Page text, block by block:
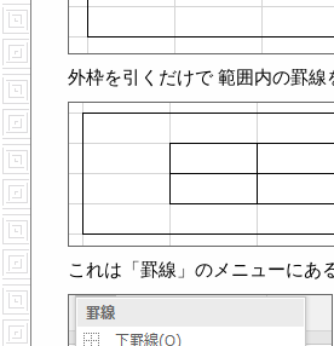
外枠を引くだけで 範囲内の罫線
これは「罫線」のメニューにあ